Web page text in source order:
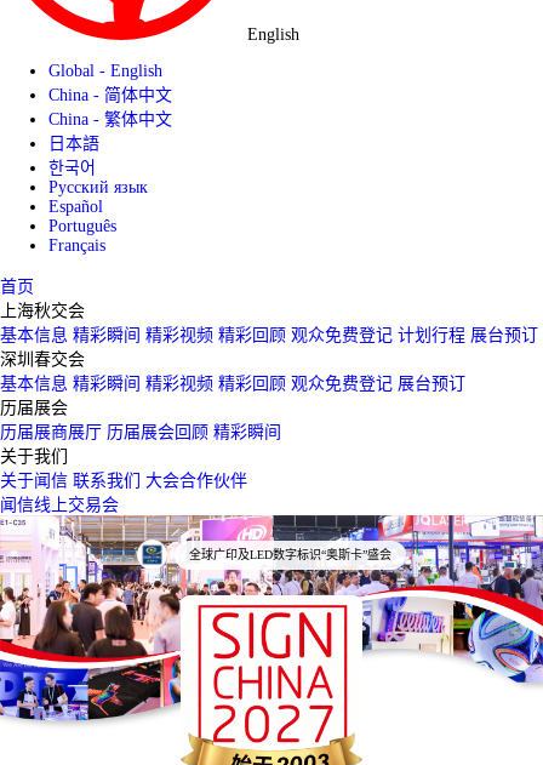
English
Global - English
China - 简体中文
China - 繁体中文
日本語
한국어
Русский язык
Español
Português
Français
首页
上海秋交会
基本信息 精彩瞬间 精彩视频 精彩回顾 观众免费登记 计划行程 展台预订
深圳春交会
基本信息 精彩瞬间 精彩视频 精彩回顾 观众免费登记 展台预订
历届展会
历届展商展厅 历届展会回顾 精彩瞬间
关于我们
关于闻信 联系我们
大会合作伙伴
闻信线上交易会
全球广印及LED数字标识“奥斯卡”盛会